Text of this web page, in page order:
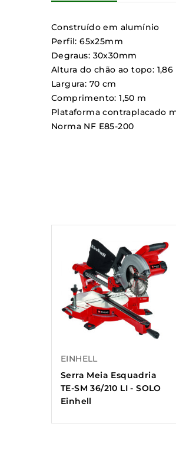
Construído em alumínio
Perfil: 65x25mm
Degraus: 30x30mm
Altura do chão ao topo: 1,86
Largura: 70 cm
Comprimento: 1,50 m
Plataforma contraplacado
Norma NF E85-200
EINHELL
Serra Meia Esquadria
TE-SM 36/210 LI - SOLO
Einhell